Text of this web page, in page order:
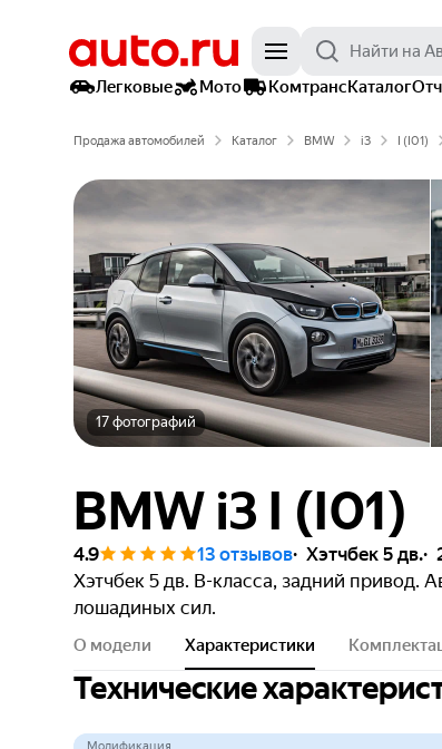
Легковые
Мото КомтрансКаталог
Продажа автомобилей Каталог BMW i3 I (I01)
17 фотографий
BMW i3 I (I01)
4.9 13 отзывов Хэтчбек 5 дв.
Хэтчбек 5 дв. B-класса, задний привод.
лошадиных сил.
О модели Характеристики
Технические